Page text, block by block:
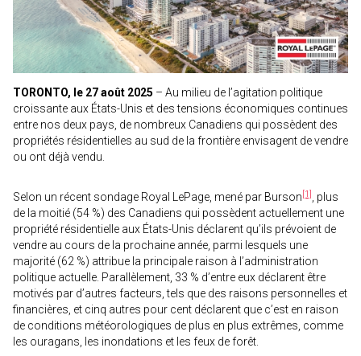
TORONTO, le 27 août 2025 – Au milieu de l’agitation politique
croissante aux États-Unis et des tensions économiques continues
entre nos deux pays, de nombreux Canadiens qui possèdent des
propriétés résidentielles au sud de la frontière envisagent de vendre
ou ont déjà vendu.
Selon un récent sondage Royal LePage, mené par Burson [1] , plus
de la moitié (54 %) des Canadiens qui possèdent actuellement une
propriété résidentielle aux États-Unis déclarent qu’ils prévoient de
vendre au cours de la prochaine année, parmi lesquels une
majorité (62 %) attribue la principale raison à l’administration
politique actuelle. Parallèlement, 33 % d’entre eux déclarent être
motivés par d’autres facteurs, tels que des raisons personnelles et
financières, et cinq autres pour cent déclarent que c’est en raison
de conditions météorologiques de plus en plus extrêmes, comme
les ouragans, les inondations et les feux de forêt.